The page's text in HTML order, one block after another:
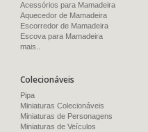
Acessórios para Mamadeira
Aquecedor de Mamadeira
Escorredor de Mamadeira
Escova para Mamadeira
mais..
Colecionáveis
Pipa
Miniaturas Colecionáveis
Miniaturas de Personagens
Miniaturas de Veículos